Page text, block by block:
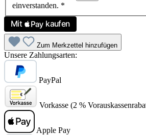
einverstanden. *
Zum Merkzettel hinzufügen
Unsere Zahlungsarten:
PayPal
Vorkasse (2 %
Apple Pay